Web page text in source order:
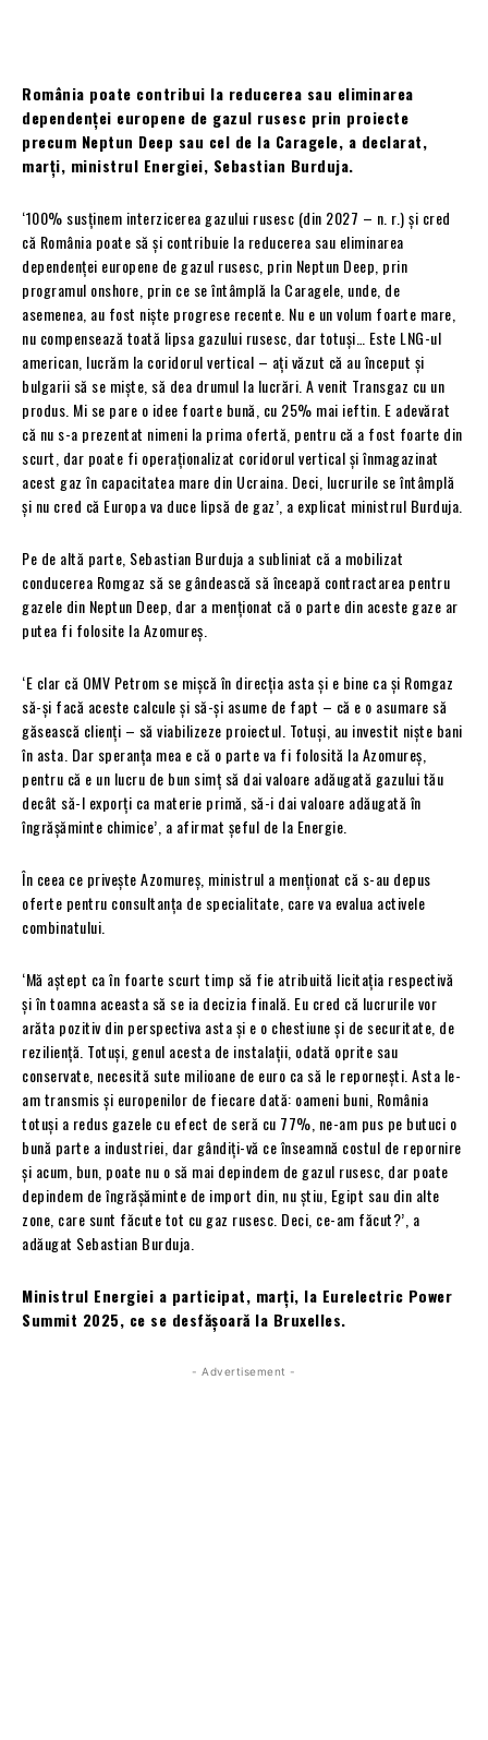
România poate contribui la reducerea sau eliminarea
dependenței europene de gazul rusesc prin proiecte
precum Neptun Deep sau cel de la Caragele, a declarat,
marți, ministrul Energiei, Sebastian Burduja.
‘100% susținem interzicerea gazului rusesc (din 2027 – n. r.) și cred
că România poate să și contribuie la reducerea sau eliminarea
dependenței europene de gazul rusesc, prin Neptun Deep, prin
programul onshore, prin ce se întâmplă la Caragele, unde, de
asemenea, au fost niște progrese recente. Nu e un volum foarte mare,
nu compensează toată lipsa gazului rusesc, dar totuși… Este LNG-ul
american, lucrăm la coridorul vertical – ați văzut că au început și
bulgarii să se miște, să dea drumul la lucrări. A venit Transgaz cu un
produs. Mi se pare o idee foarte bună, cu 25% mai ieftin. E adevărat
că nu s-a prezentat nimeni la prima ofertă, pentru că a fost foarte din
scurt, dar poate fi operaționalizat coridorul vertical și înmagazinat
acest gaz în capacitatea mare din Ucraina. Deci, lucrurile se întâmplă
și nu cred că Europa va duce lipsă de gaz’, a explicat ministrul Burduja.
Pe de altă parte, Sebastian Burduja a subliniat că a mobilizat
conducerea Romgaz să se gândească să înceapă contractarea pentru
gazele din Neptun Deep, dar a menționat că o parte din aceste gaze ar
putea fi folosite la Azomureș.
‘E clar că OMV Petrom se mișcă în direcția asta și e bine ca și Romgaz
să-și facă aceste calcule și să-și asume de fapt – că e o asumare să
găsească clienți – să viabilizeze proiectul. Totuși, au investit niște bani
în asta. Dar speranța mea e că o parte va fi folosită la Azomureș,
pentru că e un lucru de bun simț să dai valoare adăugată gazului tău
decât să-l exporți ca materie primă, să-i dai valoare adăugată în
îngrășăminte chimice’, a afirmat șeful de la Energie.
În ceea ce privește Azomureș, ministrul a menționat că s-au depus
oferte pentru consultanța de specialitate, care va evalua activele
combinatului.
‘Mă aștept ca în foarte scurt timp să fie atribuită licitația respectivă
și în toamna aceasta să se ia decizia finală. Eu cred că lucrurile vor
arăta pozitiv din perspectiva asta și e o chestiune și de securitate, de
reziliență. Totuși, genul acesta de instalații, odată oprite sau
conservate, necesită sute milioane de euro ca să le repornești. Asta le-
am transmis și europenilor de fiecare dată: oameni buni, România
totuși a redus gazele cu efect de seră cu 77%, ne-am pus pe butuci o
bună parte a industriei, dar gândiți-vă ce înseamnă costul de repornire
și acum, bun, poate nu o să mai depindem de gazul rusesc, dar poate
depindem de îngrășăminte de import din, nu știu, Egipt sau din alte
zone, care sunt făcute tot cu gaz rusesc. Deci, ce-am făcut?’, a
adăugat Sebastian Burduja.
Ministrul Energiei a participat, marți, la Eurelectric Power
Summit 2025, ce se desfășoară la Bruxelles.
- Advertisement -